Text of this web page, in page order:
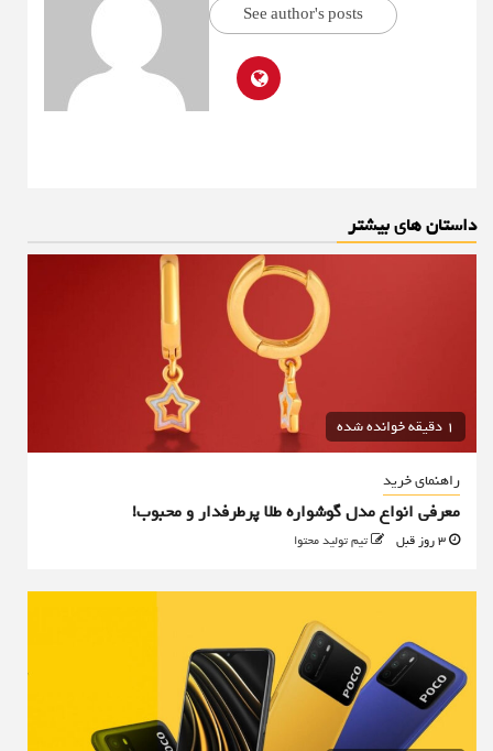
See author's posts
داستان های بیشتر
1 دقیقه خوانده شده
راهنمای خرید
معرفی انواع مدل گوشواره طلا پرطرفدار و محبوب!
تیم تولید محتوا